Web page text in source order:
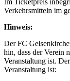
Verkehrsmitteln im
Hinweis:
Der FC
hin, dass der Verein
Veranstaltung ist.
Veranstaltung ist: